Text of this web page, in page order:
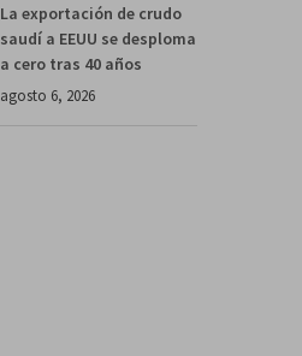
La exportación de crudo
saudí a EEUU se desploma
a cero tras 40 años
agosto 6, 2026